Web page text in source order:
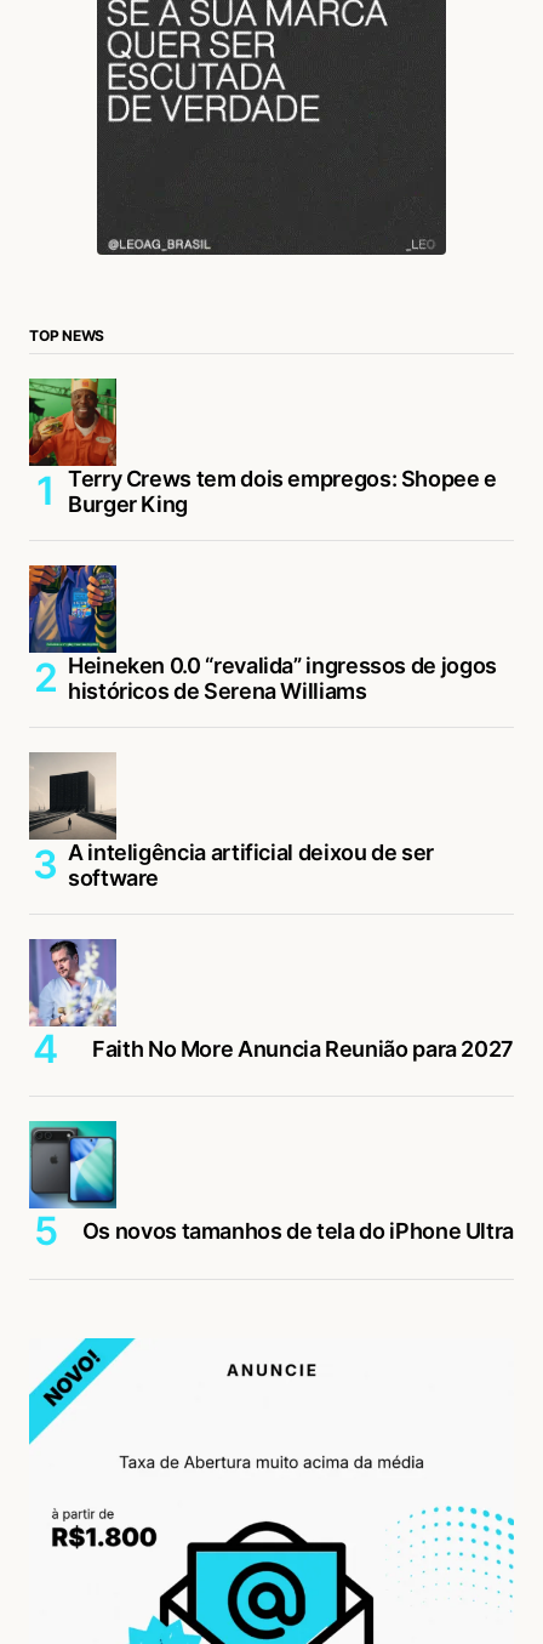
TOP NEWS
Terry Crews tem dois empregos: Shopee e
Burger King
Heineken 0.0 “revalida” ingressos de jogos
históricos de Serena Williams
A inteligência artificial deixou de ser
software
Faith No More Anuncia Reunião para 2027
Os novos tamanhos de tela do iPhone Ultra